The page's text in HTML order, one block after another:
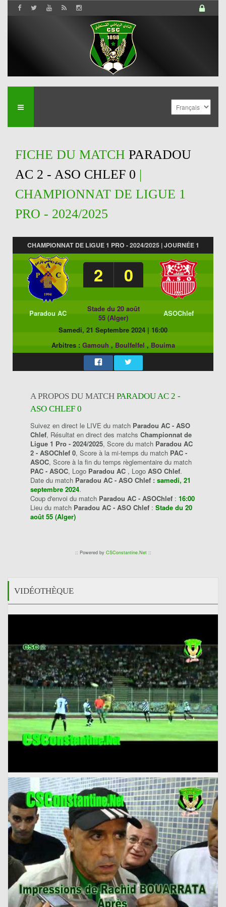
FICHE DU MATCH PARADOU
AC 2 - ASO CHLEF 0 |
CHAMPIONNAT DE LIGUE 1
PRO - 2024/2025
CHAMPIONNAT DE LIGUE 1 PRO - 2024/2025 | JOURNÉE 1
2 0
Paradou AC
Stade du 20 août
55 (Alger)
ASOChlef
Samedi, 21 Septembre 2024 | 16:00
Arbitres : Gamouh , Boulfelfel , Bouima
A PROPOS DU MATCH PARADOU AC 2 -
ASO CHLEF 0
Suivez en direct le LIVE du match Paradou AC - ASO
Chlef, Résultat en direct des matchs Championnat de
Ligue 1 Pro - 2024/2025, Score du match Paradou AC
2 - ASOChlef 0, Score à la mi-temps du match PAC -
ASOC, Score à la fin du temps règlementaire du match
PAC - ASOC, Logo Paradou AC , Logo ASO Chlef.
Date du match Paradou AC - ASO Chlef : samedi, 21
septembre 2024.
Coup d'envoi du match Paradou AC - ASOChlef : 16:00
Lieu du match Paradou AC - ASO Chlef : Stade du 20
août 55 (Alger)
:: Powered by CSConstantine.Net::
VIDÉOTHÈQUE